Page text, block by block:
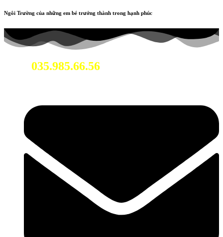
Ngôi Trường của những em bé trưởng thành trong hạnh phúc
035.985.66.56